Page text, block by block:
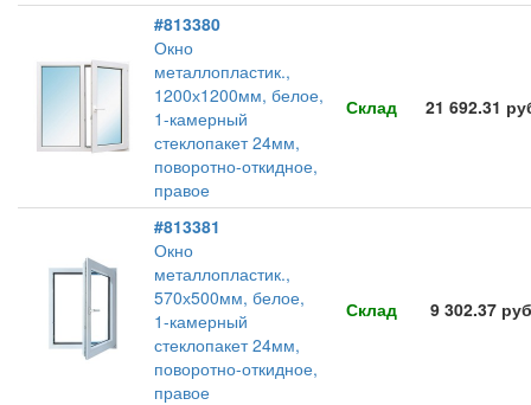
#813380
Окно
металлопластик.,
1200х1200мм, белое,
1-камерный
стеклопакет 24мм,
поворотно-откидное,
правое
Склад 21 692.31
#813381
Окно
металлопластик.,
570х500мм, белое,
1-камерный
стеклопакет 24мм,
поворотно-откидное,
правое
Склад 9 302.37 руб